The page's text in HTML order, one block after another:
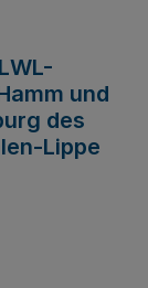
und
des
Lippe